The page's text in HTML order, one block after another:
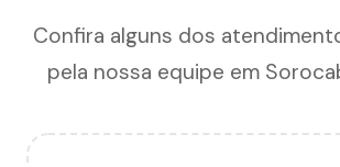
Confira alguns dos
pela nossa equipe em